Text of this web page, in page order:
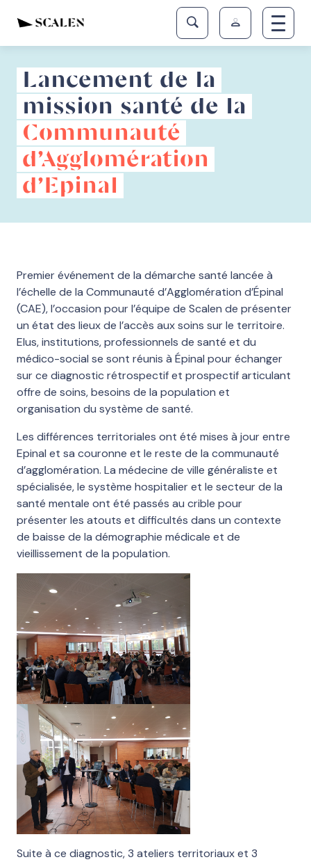
Lancement de la
mission santé de la
Communauté
d’Agglomération
d’Epinal
Premier événement de la démarche santé lancée à
l’échelle de la Communauté d’Agglomération d’Épinal
(CAE), l’occasion pour l’équipe de Scalen de présenter
un état des lieux de l’accès aux soins sur le territoire.
Elus, institutions, professionnels de santé et du
médico-social se sont réunis à Épinal pour échanger
sur ce diagnostic rétrospectif et prospectif articulant
offre de soins, besoins de la population et
organisation du système de santé.
Les différences territoriales ont été mises à jour entre
Epinal et sa couronne et le reste de la communauté
d’agglomération. La médecine de ville généraliste et
spécialisée, le système hospitalier et le secteur de la
santé mentale ont été passés au crible pour
présenter les atouts et difficultés dans un contexte
de baisse de la démographie médicale et de
vieillissement de la population.
Suite à ce diagnostic, 3 ateliers territoriaux et 3